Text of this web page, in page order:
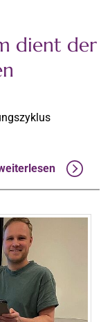
dient der